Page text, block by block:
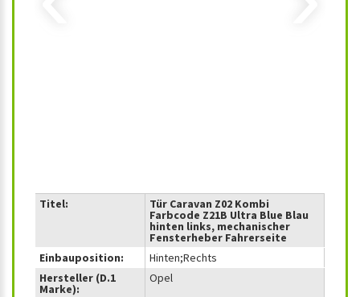
Titel: Tür Caravan Z02 Kombi
Farbcode Z21B Ultra Blue Blau
hinten links, mechanischer
Fensterheber Fahrerseite
Einbauposition:
Hinten;Rechts
Hersteller (D.1
Marke):
Opel